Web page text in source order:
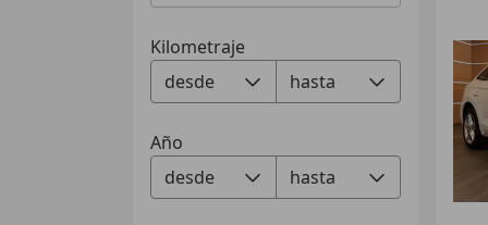
Kilometraje
Año